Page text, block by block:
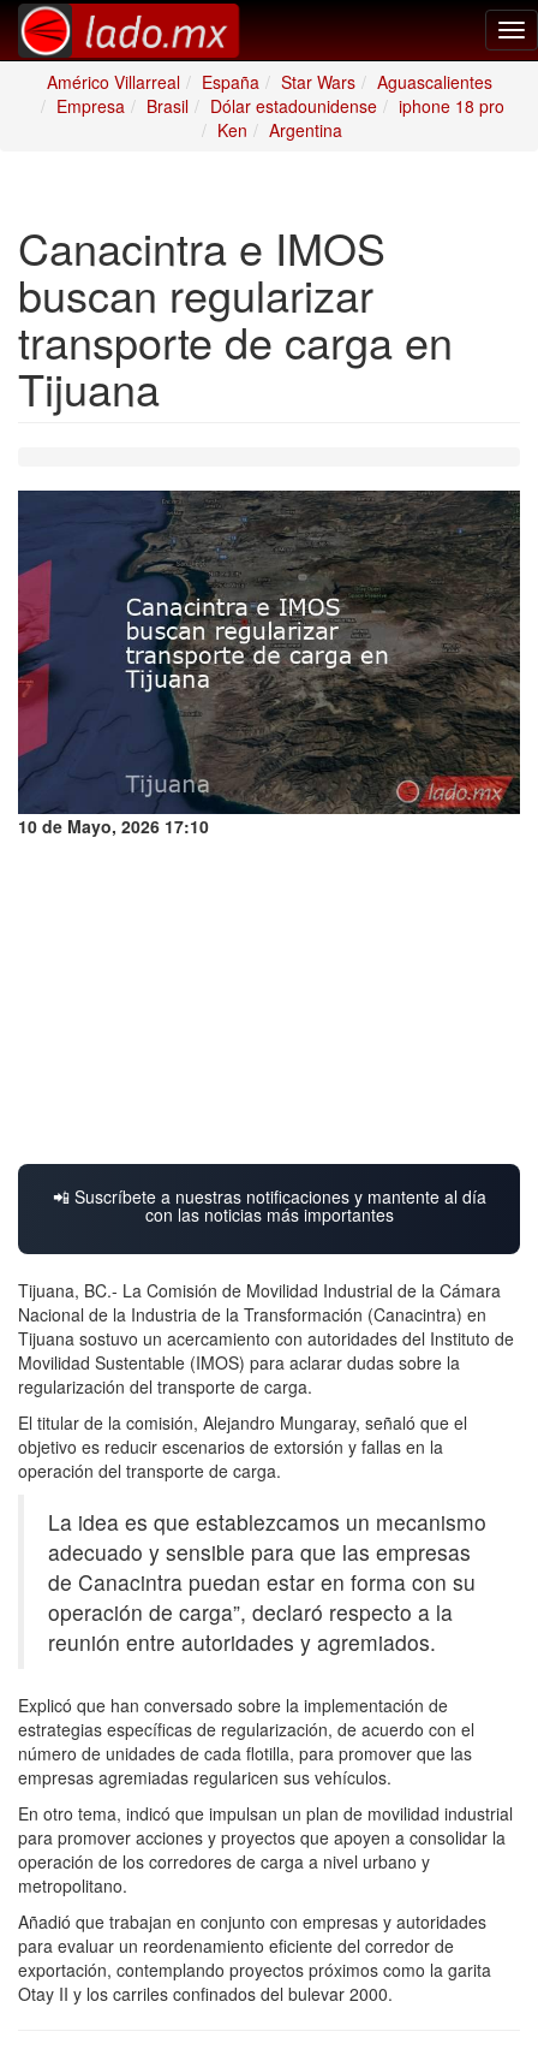
Américo Villarreal
España Star Wars
Aguascalientes
Empresa
Brasil Dólar estadounidense
iphone 18 pro
Ken
Argentina
Canacintra e IMOS
buscan regularizar
transporte de carga en
Tijuana
10 de Mayo, 2026 17:10
📲 Suscríbete a nuestras notificaciones y mantente al día
con las noticias más importantes
Tijuana, BC.- La Comisión de Movilidad Industrial de la Cámara
Nacional de la Industria de la Transformación (Canacintra) en
Tijuana sostuvo un acercamiento con autoridades del Instituto de
Movilidad Sustentable (IMOS) para aclarar dudas sobre la
regularización del transporte de carga.
El titular de la comisión, Alejandro Mungaray, señaló que el
objetivo es reducir escenarios de extorsión y fallas en la
operación del transporte de carga.
La idea es que establezcamos un mecanismo
adecuado y sensible para que las empresas
de Canacintra puedan estar en forma con su
operación de carga”, declaró respecto a la
reunión entre autoridades y agremiados.
Explicó que han conversado sobre la implementación de
estrategias específicas de regularización, de acuerdo con el
número de unidades de cada flotilla, para promover que las
empresas agremiadas regularicen sus vehículos.
En otro tema, indicó que impulsan un plan de movilidad industrial
para promover acciones y proyectos que apoyen a consolidar la
operación de los corredores de carga a nivel urbano y
metropolitano.
Añadió que trabajan en conjunto con empresas y autoridades
para evaluar un reordenamiento eficiente del corredor de
exportación, contemplando proyectos próximos como la garita
Otay II y los carriles confinados del bulevar 2000.